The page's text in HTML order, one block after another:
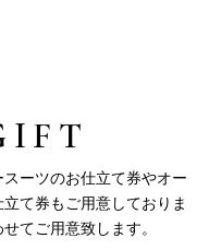
ーツのお仕立て券やオー
て券もご用意しておりま
てご用意致します。